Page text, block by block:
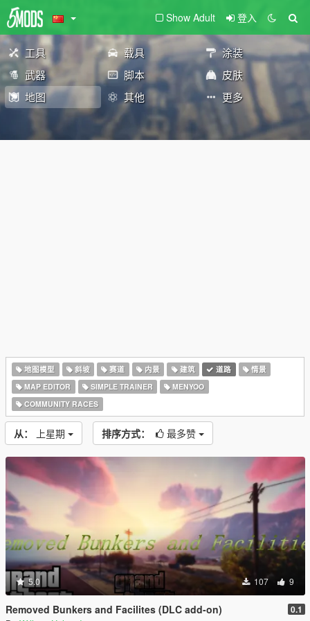
Show Adult 登入
工具 载具
涂装
武器
脚本
皮肤
地图
其他 更多
地图模型 斜坡 赛道 内景 建筑 道路
情景
MAP EDITOR
SIMPLE TRAINER
MENYOO
COMMUNITY RACES
从： 上星期 排序方式： 最多赞
5.0 107 9
Removed Bunkers and Facilites (DLC add-on) 0.1